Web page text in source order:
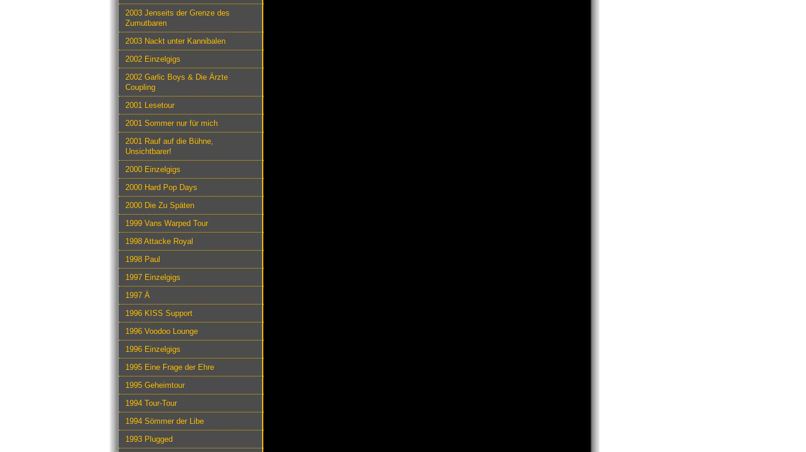
2003 Jenseits der Grenze des
Zumutbaren
2003 Nackt unter Kannibalen
2002 Einzelgigs
2002 Garlic Boys & Die Ärzte
Coupling
2001 Lesetour
2001 Sommer nur für mich
2001 Rauf auf die Bühne,
Unsichtbarer!
2000 Einzelgigs
2000 Hard Pop Days
2000 Die Zu Späten
1999 Vans Warped Tour
1998 Attacke Royal
1998 Paul
1997 Einzelgigs
1997 Ä
1996 KISS Support
1996 Voodoo Lounge
1996 Einzelgigs
1995 Eine Frage der Ehre
1995 Geheimtour
1994 Tour-Tour
1994 Sömmer der Libe
1993 Plugged